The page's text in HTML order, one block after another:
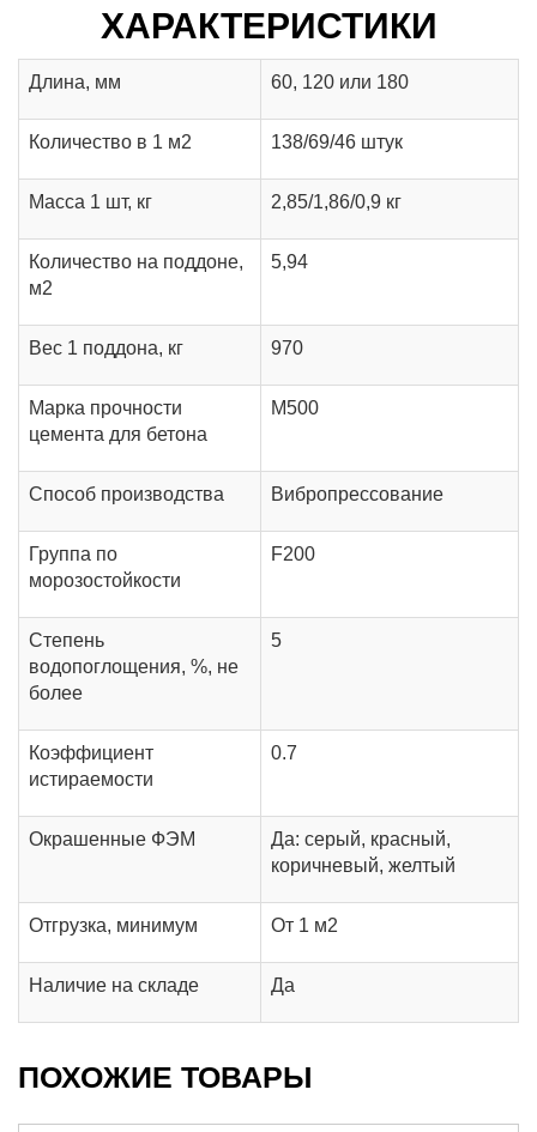
ХАРАКТЕРИСТИКИ
Длина, мм 60, 120 или 180
Количество в 1 м2 138/69/46 штук
Масса 1 шт, кг 2,85/1,86/0,9 кг
Количество на поддоне,
м2
5,94
Вес 1 поддона, кг 970
Марка прочности
цемента для бетона
М500
Способ производства Вибропрессование
Группа по
морозостойкости
F200
Степень
водопоглощения, %, не
более
5
Коэффициент
истираемости
0.7
Окрашенные ФЭМ
Да: серый, красный,
коричневый, желтый
Отгрузка, минимум От 1 м2
Наличие на складе Да
ПОХОЖИЕ ТОВАРЫ